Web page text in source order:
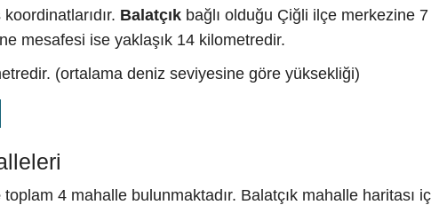
Balatçık bağlı olduğu Çiğli ilçe merkezine
mesafesi ise yaklaşık 14 kilometredir.
(ortalama deniz seviyesine göre yüksekliği)
toplam 4 mahalle bulunmaktadır. Balatçık mahalle haritası